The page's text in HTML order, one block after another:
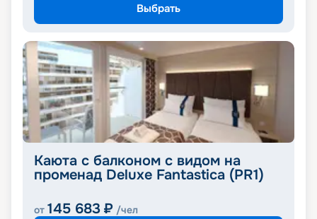
Выбрать
Каюта с балконом с видом на
променад Deluxe Fantastica (PR1)
от 145 683 ₽ /чел